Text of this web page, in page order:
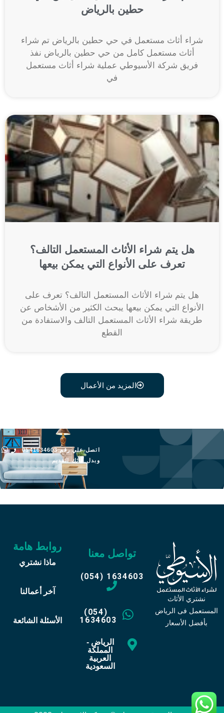
حطين بالرياض
شراء أثاث مستعمل في حي حطين بالرياض تم شراء
أثاث مستعمل كامل من حي حطين بالرياض نفذ
فريق شركة الأسيوطي عملية شراء أثاث مستعمل
في
هل يتم شراء الأثاث المستعمل التالف؟
تعرف على الأنواع التي يمكن بيعها
هل يتم شراء الأثاث المستعمل التالف؟ تعرف على
الأنواع التي يمكن بيعها يبحث الكثير من الأشخاص عن
طريقة شراء الأثاث المستعمل التالف والاستفادة من
القطع
المزيد من الأعمال
اتصل علي رقم 0541634603
وبدل أثاثك القديم
روابط هامة
ماذا نشتري
آخر أعمالنا
الأسئلة الشائعة
تواصل معنا
(054) 1634603
(054)
1634603
الرياض -
المملكة
العربية
السعودية
نشتري الأثاث
المستعمل فى الرياض
بأفضل الأسعار